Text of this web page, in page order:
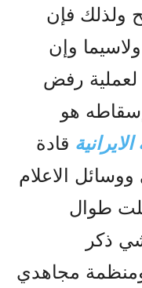
ولذلك فإن
وإن
لعملية رفض
هو
قادة
ووسائل الاعلام
طوال
ذکر
مجاهدي